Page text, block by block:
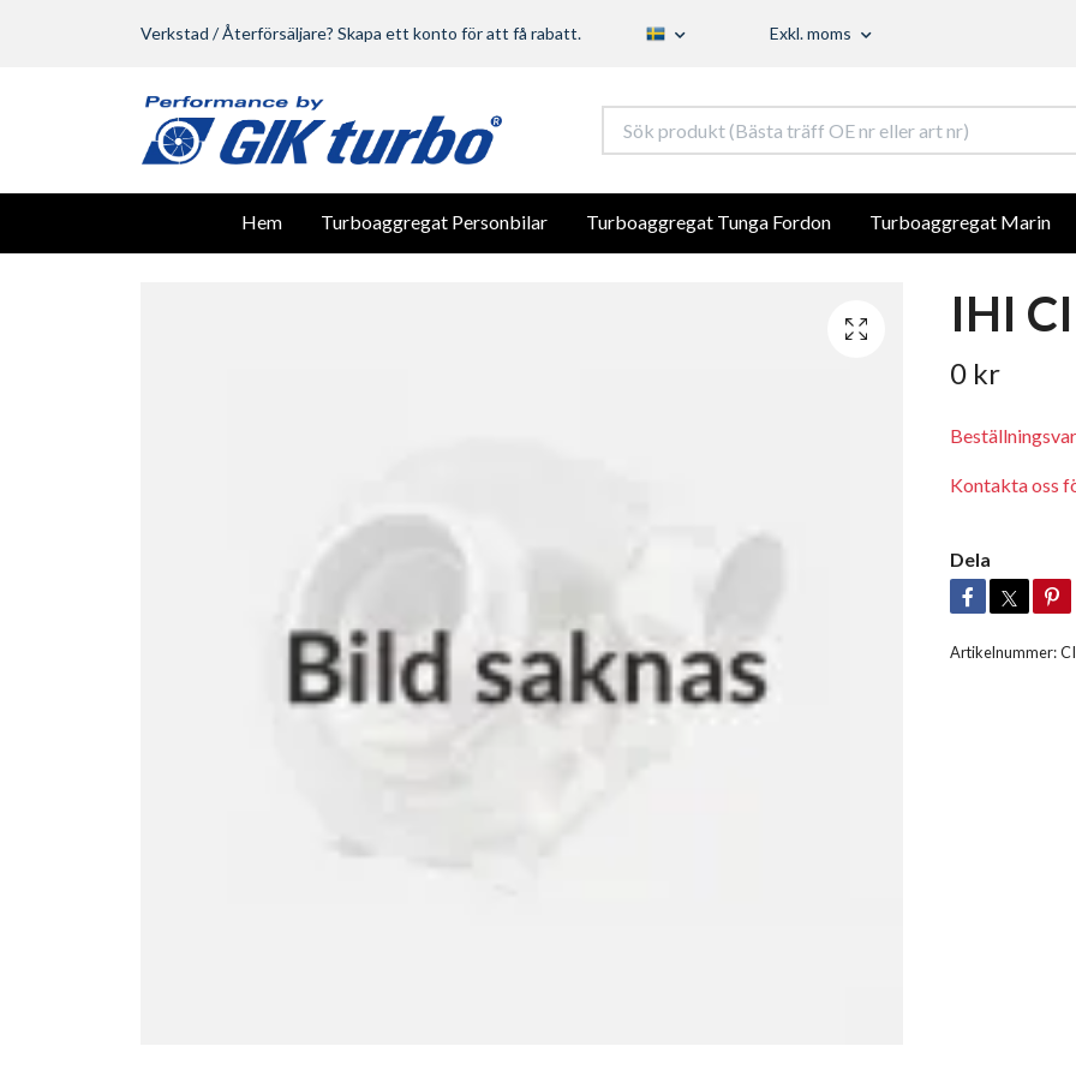
Verkstad / Återförsäljare? Skapa ett konto för att få rabatt. Exkl. moms
Hem Turboaggregat Personbilar Turboaggregat Tunga Fordon Turboaggregat Marin
IHI
0 kr
Kontakta oss
Dela
Artikelnummer: